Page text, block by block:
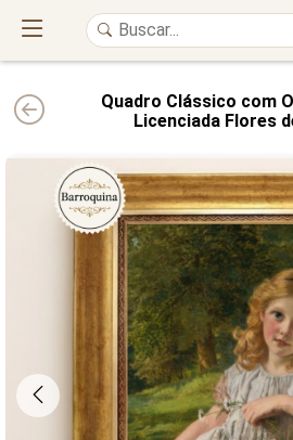
UM ATELIÊ 100%
Trazemos a imponência das maiores
alto padrão da sua casa. Nosso acervo
pintores renomados, resgatandoartes
das obras do século XIX. Produção
molduras em
Madeira Maciçae impressão
Quadro Clássico com
Licenciada Flores